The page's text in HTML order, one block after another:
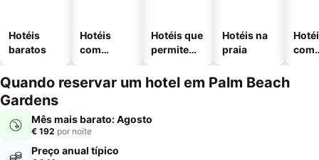
Hotéis
baratos
Hotéis
com
Hotéis que
permitem
Hotéis na
praia
com
Quando reservar um hotel em Palm Beach
Gardens
Mês mais barato: Agosto
€ 192 por noite
Preço anual típico